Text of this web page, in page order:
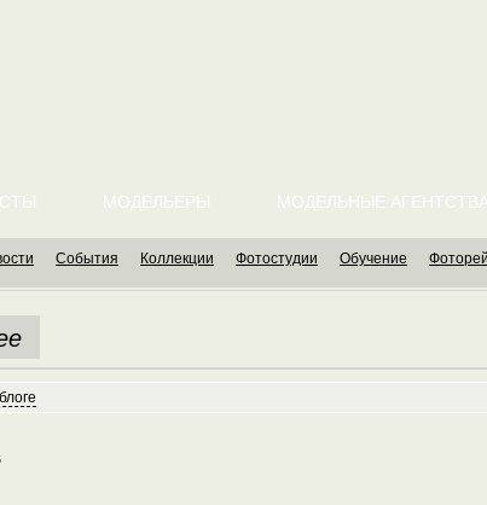
МОДЕЛЬЕРЫ МОДЕЛЬНЫЕ АГЕНТСТВА
События Коллекции Фотостудии Обучение